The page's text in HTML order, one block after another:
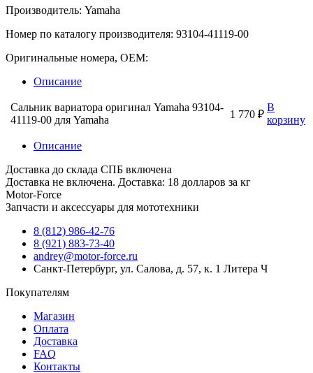
Производитель: Yamaha
Номер по каталогу производителя: 93104-41119-00
Оригинальные номера, OEM:
Описание
Сальник вариатора оригинал Yamaha 93104-
41119-00 для Yamaha
1 770 ₽
В
корзину
Описание
Доставка до склада СПБ включена
Доставка не включена. Доставка: 18 долларов за кг
Motor-Force
Запчасти и аксессуары для мототехники
8 (812) 986-42-76
8 (921) 883-73-40
andrey@motor-force.ru
Санкт-Петербург, ул. Салова, д. 57, к. 1 Литера Ч
Покупателям
Магазин
Оплата
Доставка
FAQ
Контакты